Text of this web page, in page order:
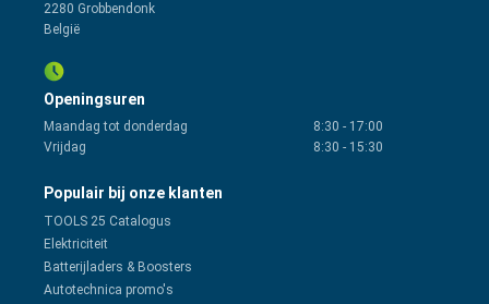
2280 Grobbendonk
België
Openingsuren
Maandag tot donderdag 8:30 - 17:00
Vrijdag
8:30 - 15:30
Populair bij onze klanten
TOOLS 25 Catalogus
Elektriciteit
Batterijladers & Boosters
Autotechnica promo's